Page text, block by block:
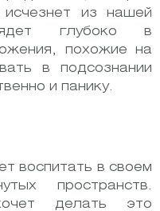
из нашей
глубоко в
похожие на
в подсознании
и панику.
воспитать в своем
пространств.
делать это